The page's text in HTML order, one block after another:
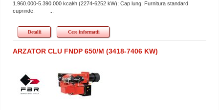
1.960.000-5.390.000 kcal/h (2274-6252 kW); Cap lung; Furnitura standard
cuprinde: ...
Detalii Cere informatii
ARZATOR CLU FNDP 650/M (3418-7406 KW)